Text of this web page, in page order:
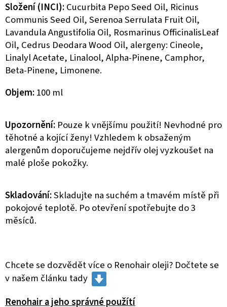
Složení (INCI):Cucurbita Pepo Seed Oil, Ricinus
Communis Seed Oil, Serenoa Serrulata Fruit Oil,
Lavandula Angustifolia Oil, Rosmarinus OfficinalisLeaf
Oil, Cedrus Deodara Wood Oil, alergeny: Cineole,
Linalyl Acetate, Linalool, Alpha-Pinene, Camphor,
Beta-Pinene, Limonene.
Objem:100 ml
Upozornění: Pouze k vnějšímu použití! Nevhodné pro
těhotné a kojící ženy! Vzhledem k obsaženým
alergenům doporučujeme nejdřív olej vyzkoušet na
malé ploše pokožky.
Skladování:Skladujte na suchém a tmavém místě při
pokojové teplotě. Po otevření spotřebujte do 3
měsíců.
Chcete se dozvědět více o Renohair oleji? Dočtete se
v našem článku tady
Renohair a jeho správné použítí